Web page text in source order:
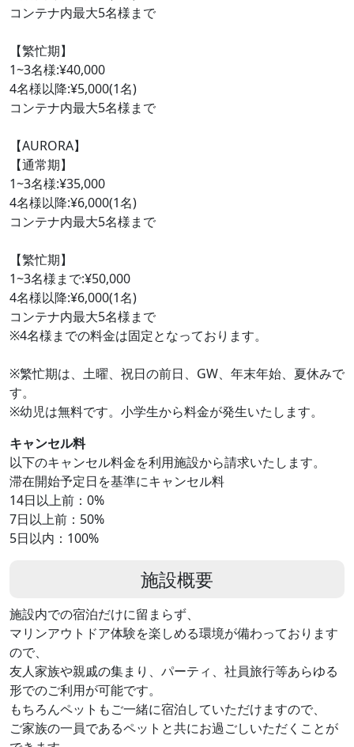
コンテナ内最大5名様まで
【繁忙期】
1~3名様:¥40,000
4名様以降:¥5,000(1名)
コンテナ内最大5名様まで
【AURORA】
【通常期】
1~3名様:¥35,000
4名様以降:¥6,000(1名)
コンテナ内最大5名様まで
【繁忙期】
1~3名様まで:¥50,000
4名様以降:¥6,000(1名)
コンテナ内最大5名様まで
※4名様までの料金は固定となっております。
※繁忙期は、土曜、祝日の前日、GW、年末年始、夏休みで
す。
※幼児は無料です。小学生から料金が発生いたします。
キャンセル料
以下のキャンセル料金を利用施設から請求いたします。
滞在開始予定日を基準にキャンセル料
14日以上前：0%
7日以上前：50%
5日以内：100%
施設概要
施設内での宿泊だけに留まらず、
マリンアウトドア体験を楽しめる環境が備わっております
ので、
友人家族や親戚の集まり、パーティ、社員旅行等あらゆる
形でのご利用が可能です。
もちろんペットもご一緒に宿泊していただけますので、
ご家族の一員であるペットと共にお過ごしいただくことが